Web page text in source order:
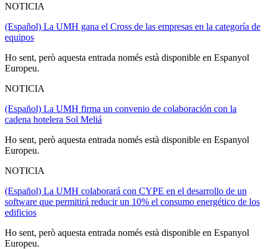
NOTICIA
(Español) La UMH gana el Cross de las empresas en la categoría de
equipos
Ho sent, però aquesta entrada només està disponible en Espanyol
Europeu.
NOTICIA
(Español) La UMH firma un convenio de colaboración con la
cadena hotelera Sol Meliá
Ho sent, però aquesta entrada només està disponible en Espanyol
Europeu.
NOTICIA
(Español) La UMH colaborará con CYPE en el desarrollo de un
software que permitirá reducir un 10% el consumo energético de los
edificios
Ho sent, però aquesta entrada només està disponible en Espanyol
Europeu.